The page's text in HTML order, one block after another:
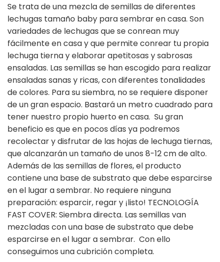
Se trata de una mezcla de semillas de diferentes
lechugas tamaño baby para sembrar en casa. Son
variedades de lechugas que se conrean muy
fácilmente en casa y que permite conrear tu propia
lechuga tierna y elaborar apetitosas y sabrosas
ensaladas. Las semillas se han escogido para realizar
ensaladas sanas y ricas, con diferentes tonalidades
de colores. Para su siembra, no se requiere disponer
de un gran espacio. Bastará un metro cuadrado para
tener nuestro propio huerto en casa. Su gran
beneficio es que en pocos días ya podremos
recolectar y disfrutar de las hojas de lechuga tiernas,
que alcanzarán un tamaño de unos 8-12 cm de alto.
Además de las semillas de flores, el producto
contiene una base de substrato que debe esparcirse
en el lugar a sembrar. No requiere ninguna
preparación: esparcir, regar y ¡listo! TECNOLOGÍA
FAST COVER: Siembra directa. Las semillas van
mezcladas con una base de substrato que debe
esparcirse en el lugar a sembrar. Con ello
conseguimos una cubrición completa.